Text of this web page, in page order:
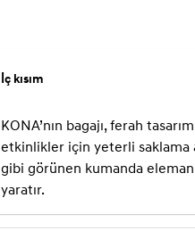
İç kısım
KONA’nın bagajı, ferah
etkinlikler için yeterli saklama
gibi görünen kumanda
yaratır.